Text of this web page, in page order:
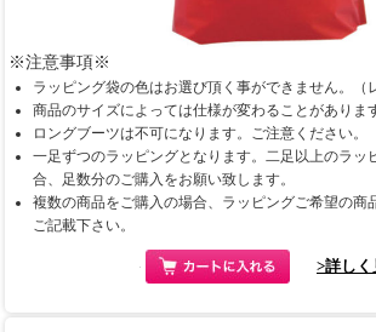
※注意事項※
ラッピング袋の色はお選び頂く事ができません。（
商品のサイズによっては仕様が変わることがありま
ロングブーツは不可になります。ご注意ください。
一足ずつのラッピングとなります。二足以上のラッ
合、足数分のご購入をお願い致します。
複数の商品をご購入の場合、ラッピングご希望の商
ご記載下さい。
>詳しく